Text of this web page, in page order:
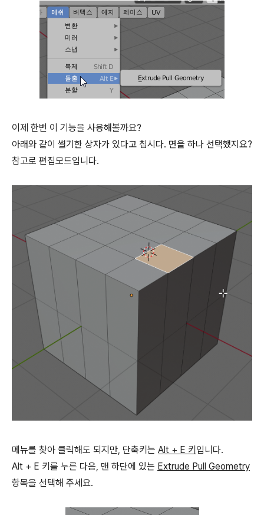
이제 한번 이 기능을 사용해볼까요?
아래와 같이 썰기한 상자가 있다고 칩시다. 면을 하나 선택했지요?
참고로 편집모드입니다.
메뉴를 찾아 클릭해도 되지만, 단축키는 Alt + E 키 입니다.
Alt + E 키를 누른 다음, 맨 하단에 있는 Extrude Pull Geometry
항목을 선택해 주세요.